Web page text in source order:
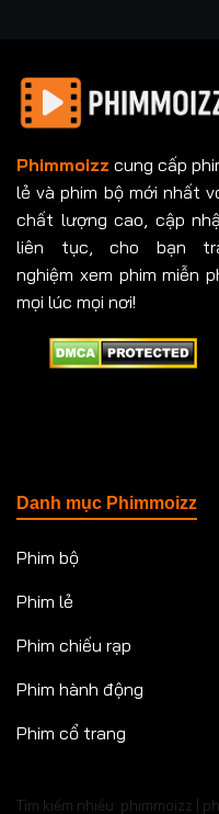
Phimmoizz cung cấp
lẻ và phim bộ mới nhất
chất lượng cao, cập
liên tục, cho bạn
nghiệm xem phim miễn
mọi lúc mọi nơi!
Danh mục Phimmoizz
Phim bộ
Phim lẻ
Phim chiếu rạp
Phim hành động
Phim cổ trang
Tìm kiếm nhiều: phimmoizz |